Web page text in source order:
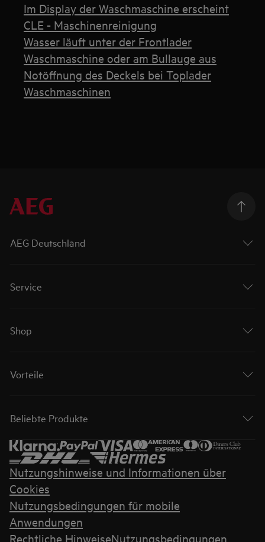
Im Display der Waschmaschine erscheint
CLE - Maschinenreinigung
Wasser läuft unter der Frontlader
Waschmaschine oder am Bullauge aus
Notöffnung des Deckels bei Toplader
Waschmaschinen
AEG Deutschland
Service
Shop
Vorteile
Beliebte Produkte
Nutzungshinweise und Informationen über
Cookies
Nutzungsbedingungen für mobile
Anwendungen
Rechtliche HinweiseNutzungsbedingungen